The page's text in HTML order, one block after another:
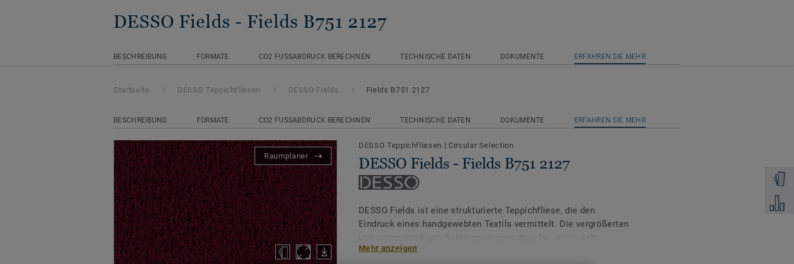
DESSO Fields - Fields B751 2127
BESCHREIBUNG FORMATE CO2 FUSSABDRUCK BERECHNEN TECHNISCHE DATEN DOKUMENTE ERFAHREN SIE MEHR
Zum
Startseite DESSO Teppichfliesen DESSO Fields Fields B751 2127
BESCHREIBUNG FORMATE CO2 FUSSABDRUCK BERECHNEN TECHNISCHE DATEN DOKUMENTE ERFAHREN SIE MEHR
Raumplaner
DESSO Teppichfliesen | Circular Selection
DESSO Fields - Fields B751 2127
DESSO Fields ist eine strukturierte Teppichfliese, die den
Eindruck eines handgewebten Textils vermittelt. Die vergrößerten
taktilen Bodenbelag zu schaffen, der jeden Raum warm und
Mehr anzeigen